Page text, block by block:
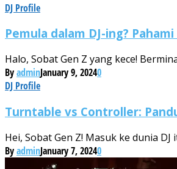
DJ Profile
Pemula dalam DJ-ing?
Halo, Sobat Gen Z yang kece!
ByadminJanuary 9, 20240
DJ Profile
Turntable vs Controller:
Hei, Sobat Gen Z! Masuk ke dunia
ByadminJanuary 7, 20240